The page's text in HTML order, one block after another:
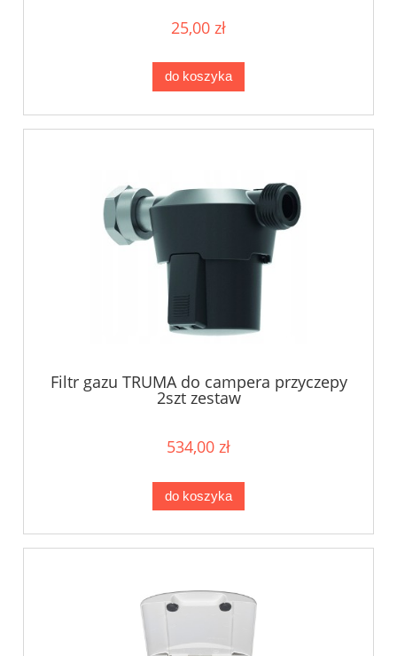
25,00 zł
do koszyka
Filtr gazu TRUMA do campera przyczepy
2szt zestaw
534,00 zł
do koszyka